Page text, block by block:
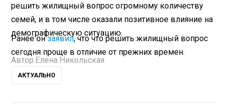
решить жилищный вопрос огромному количеству
семей, и в том числе оказали позитивное влияние на
демографическую ситуацию.
Ранее онзаявил, что что решить жилищный вопрос
сегодня проще в отличие от прежних времен.
Автор: Елена Никольская
АКТУАЛЬНО